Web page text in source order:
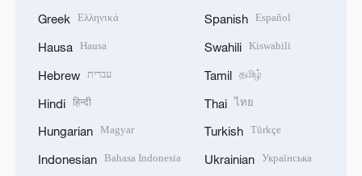
Greek Ελληνικά
Hausa Hausa
Hebrew עברית
Hindi हिन्दी
Hungarian Magyar
Indonesian Bahasa Indonesia
Spanish Español
Swahili Kiswahili
Tamil தமிழ்
Thai ไทย
Turkish Türkçe
Ukrainian Українська